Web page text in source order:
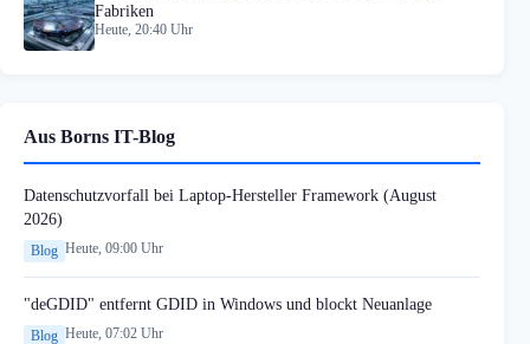
Fabriken
Heute, 20:40 Uhr
Aus Borns IT-Blog
Datenschutzvorfall bei Laptop-Hersteller Framework (August
2026)
Blog Heute, 09:00 Uhr
"deGDID" entfernt GDID in Windows und blockt Neuanlage
Blog Heute, 07:02 Uhr